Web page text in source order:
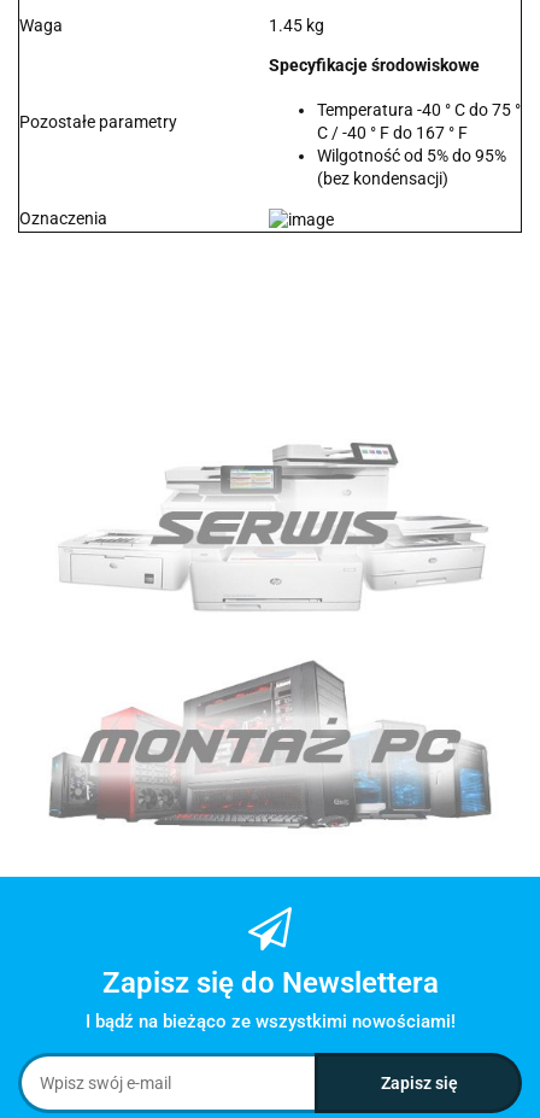
Waga 1.45 kg
Pozostałe parametry
Specyfikacje środowiskowe
Temperatura -40 ° C do 75 °
C / -40 ° F do 167 ° F
Wilgotność od 5% do 95%
(bez kondensacji)
Oznaczenia
Zapisz się do Newslettera
I bądź na bieżąco ze wszystkimi nowościami!